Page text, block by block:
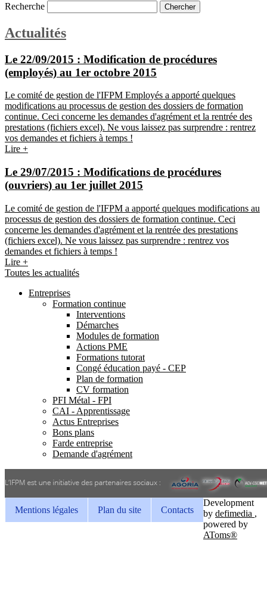
Recherche
Actualités
Le 22/09/2015 : Modification de procédures
(employés) au 1er octobre 2015
Le comité de gestion de l'IFPM Employés a apporté quelques
modifications au processus de gestion des dossiers de formation
continue. Ceci concerne les demandes d'agrément et la rentrée des
prestations (fichiers excel). Ne vous laissez pas surprendre : rentrez
vos demandes et fichiers à temps !
Lire +
Le 29/07/2015 : Modifications de procédures
(ouvriers) au 1er juillet 2015
Le comité de gestion de l'IFPM a apporté quelques modifications au
processus de gestion des dossiers de formation continue. Ceci
concerne les demandes d'agrément et la rentrée des prestations
(fichiers excel). Ne vous laissez pas surprendre : rentrez vos
demandes et fichiers à temps !
Lire +
Toutes les actualités
Entreprises
Formation continue
Interventions
Démarches
Modules de formation
Actions PME
Formations tutorat
Congé éducation payé - CEP
Plan de formation
CV formation
PFI Métal - FPI
CAI - Apprentissage
Actus Entreprises
Bons plans
Farde entreprise
Demande d'agrément
Mentions légales Plan du site Contacts
Development
by defimedia ,
powered by
AToms®